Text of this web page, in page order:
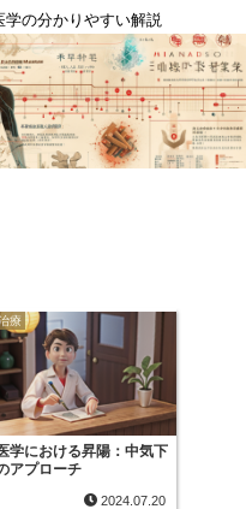
の分かりやすい解説
療
学における昇陽：中気下
アプローチ
2024.07.20